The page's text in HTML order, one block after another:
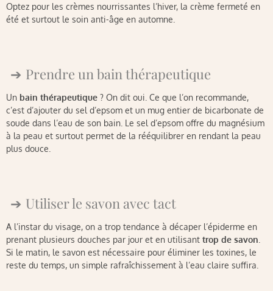
Optez pour les crèmes nourrissantes l’hiver, la crème fermeté en
été et surtout le soin anti-âge en automne.
Prendre un bain thérapeutique
Un bain thérapeutique ? On dit oui. Ce que l’on recommande,
c’est d’ajouter du sel d’epsom et un mug entier de bicarbonate de
soude dans l’eau de son bain. Le sel d’epsom offre du magnésium
à la peau et surtout permet de la rééquilibrer en rendant la peau
plus douce.
Utiliser le savon avec tact
A l’instar du visage, on a trop tendance à décaper l’épiderme en
prenant plusieurs douches par jour et en utilisant trop de savon
Si le matin, le savon est nécessaire pour éliminer les toxines, le
reste du temps, un simple rafraîchissement à l’eau claire suffira.